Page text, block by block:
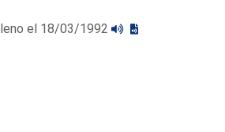
el 18/03/1992